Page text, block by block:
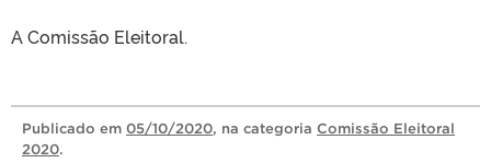
A Comissão Eleitoral.
Publicado em 05/10/2020, na categoria Comissão Eleitoral
2020.